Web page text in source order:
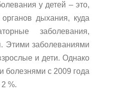
у детей – это,
дыхания, куда
заболевания,
Этими заболеваниями
и дети. Однако
болезнями с 2009 года
%.